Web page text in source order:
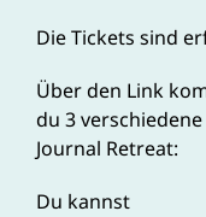
Die Tickets sind
Über den Link
du 3
Journal Retreat:
Du kannst